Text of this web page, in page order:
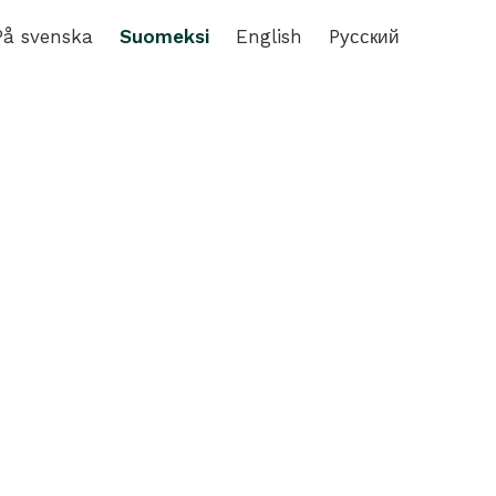
svenska Suomeksi English Pусский